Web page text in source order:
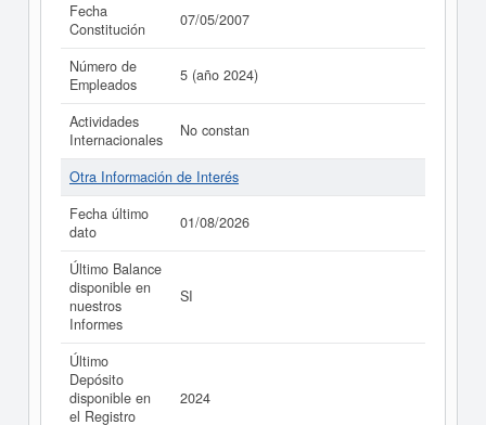
Fecha
Constitución
07/05/2007
Número de
Empleados
5 (año 2024)
Actividades
Internacionales
No constan
Otra Información de Interés
Fecha último
dato
01/08/2026
Último Balance
disponible en
nuestros
Informes
SI
Último
Depósito
disponible en
el Registro
2024